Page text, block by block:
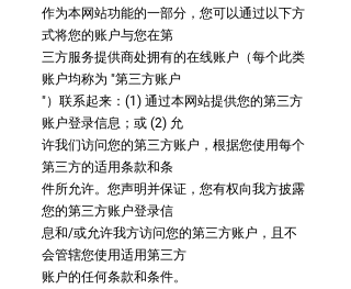
作为本网站功能的一部分，您可以通过以下方
式将您的账户与您在第
三方服务提供商处拥有的在线账户（每个此类
账户均称为 "第三方账户
"）联系起来：(1) 通过本网站提供您的第三方
账户登录信息；或 (2) 允
许我们访问您的第三方账户，根据您使用每个
第三方的适用条款和条
件所允许。您声明并保证，您有权向我方披露
您的第三方账户登录信
息和/或允许我方访问您的第三方账户，且不
会管辖您使用适用第三方
账户的任何条款和条件。